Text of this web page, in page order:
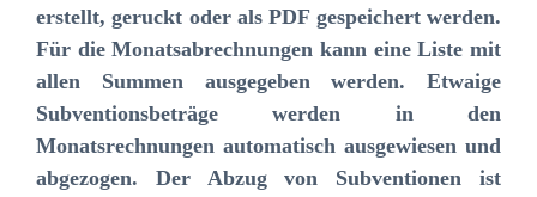
erstellt, geruckt oder als PDF gespeichert werden.
Für die Monatsabrechnungen kann eine Liste mit
allen Summen ausgegeben werden. Etwaige
Subventionsbeträge werden in den
Monatsrechnungen automatisch ausgewiesen und
abgezogen. Der Abzug von Subventionen ist